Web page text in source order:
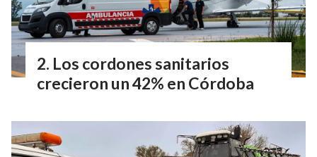
Los cordones sanitarios
crecieron un 42% en Córdoba